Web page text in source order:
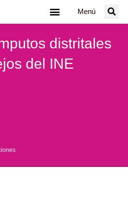
Menú
distritales
del INE